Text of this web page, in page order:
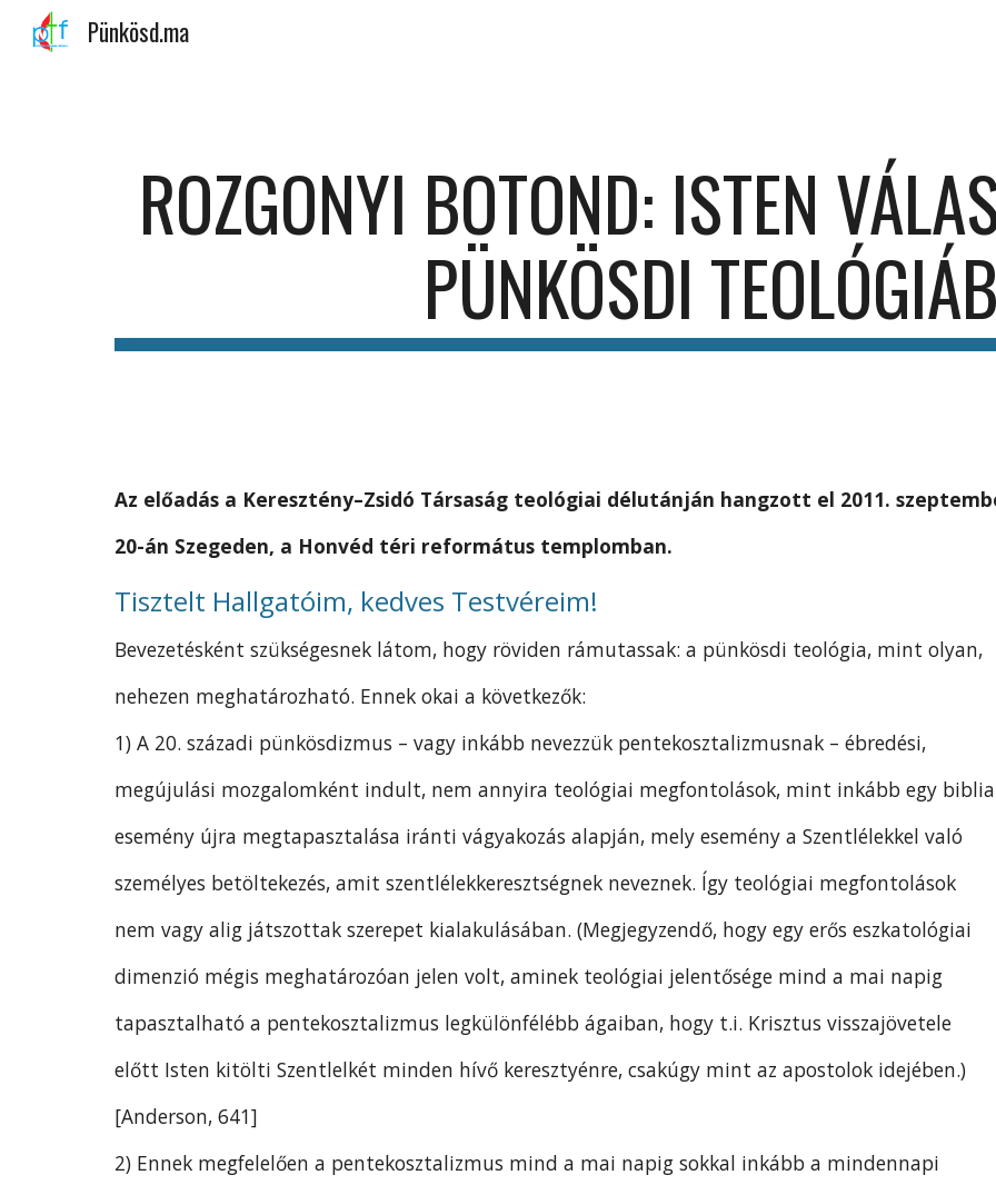
Pünkösd.ma
ROZGONYI BOTOND: ISTEN
PÜNKÖSDI
Az előadás a Keresztény–Zsidó Társaság teológiai délutánján hangzott el 2011.
20-án Szegeden, a Honvéd téri református templomban.
Tisztelt Hallgatóim, kedves Testvéreim!
Bevezetésként szükségesnek látom, hogy röviden rámutassak: a pünkösdi teológia, mint olyan,
nehezen meghatározható. Ennek okai a következők:
1) A 20. századi pünkösdizmus – vagy inkább nevezzük pentekosztalizmusnak – ébredési,
megújulási mozgalomként indult, nem annyira teológiai megfontolások, mint inkább egy
esemény újra megtapasztalása iránti vágyakozás alapján, mely esemény a Szentlélekkel való
személyes betöltekezés, amit szentlélekkeresztségnek neveznek. Így teológiai megfontolások
nem vagy alig játszottak szerepet kialakulásában. (Megjegyzendő, hogy egy erős eszkatológiai
dimenzió mégis meghatározóan jelen volt, aminek teológiai jelentősége mind a mai napig
tapasztalható a pentekosztalizmus legkülönfélébb ágaiban, hogy t.i. Krisztus visszajövetele
előtt Isten kitölti Szentlelkét minden hívő keresztyénre, csakúgy mint az apostolok idejében.)
[Anderson, 641]
2) Ennek megfelelően a pentekosztalizmus mind a mai napig sokkal inkább a mindennapi